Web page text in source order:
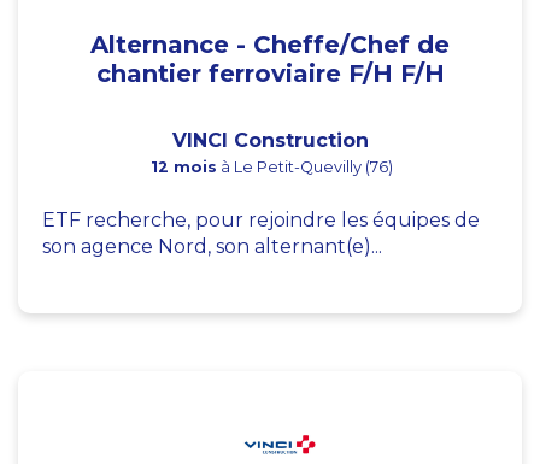
Alternance - Cheffe/Chef de
chantier ferroviaire F/H F/H
VINCI Construction
12 mois à Le Petit-Quevilly (76)
ETF recherche, pour rejoindre les équipes de
son agence Nord, son alternant(e)...